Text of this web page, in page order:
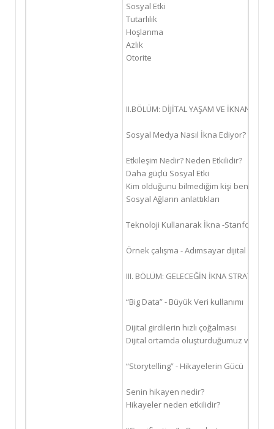
Sosyal Etki
Tutarlılık
Hoşlanma
Azlık
Otorite
II.BÖLÜM: DİJİTAL YAŞAM VE İKNANIN
Sosyal Medya Nasıl İkna Ediyor?
Etkileşim Nedir? Neden Etkilidir?
Daha güçlü Sosyal Etki
Kim olduğunu bilmediğim kişi beni
Sosyal Ağların anlattıkları
Teknoloji Kullanarak İkna -Stanford
Örnek çalışma - Adımsayar dijital
III. BÖLÜM: GELECEĞİN İKNA
“Big Data” - Büyük Veri kullanımı
Dijital girdilerin hızlı çoğalması
Dijital ortamda oluşturduğumuz veriler
“Storytelling” - Hikayelerin Gücü
Senin hikayen nedir?
Hikayeler neden etkilidir?